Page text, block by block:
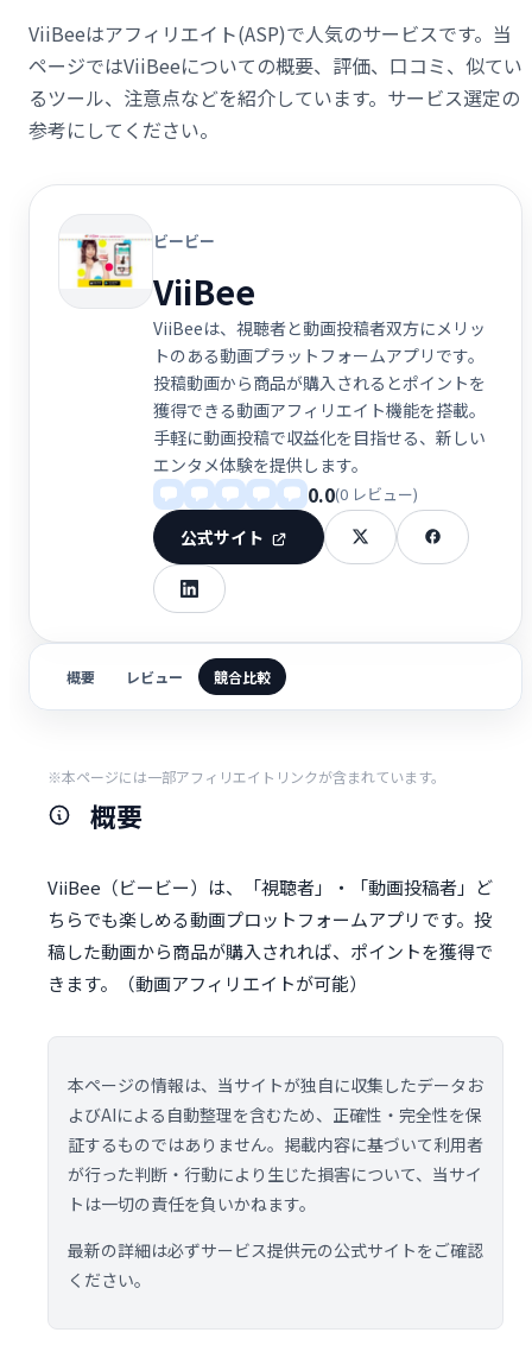
ViiBeeはアフィリエイト(ASP)で人気のサービスです。当
ページではViiBeeについての概要、評価、口コミ、似てい
るツール、注意点などを紹介しています。サービス選定の
参考にしてください。
ビービー
ViiBee
ViiBeeは、視聴者と動画投稿者双方にメリッ
トのある動画プラットフォームアプリです。
投稿動画から商品が購入されるとポイントを
獲得できる動画アフィリエイト機能を搭載。
手軽に動画投稿で収益化を目指せる、新しい
エンタメ体験を提供します。
0.0(0 レビュー)
公式サイト
概要 レビュー 競合比較
※本ページには一部アフィリエイトリンクが含まれています。
概要
ViiBee（ビービー）は、「視聴者」・「動画投稿者」ど
ちらでも楽しめる動画プロットフォームアプリです。投
稿した動画から商品が購入されれば、ポイントを獲得で
きます。（動画アフィリエイトが可能）
本ページの情報は、当サイトが独自に収集したデータお
よびAIによる自動整理を含むため、正確性・完全性を保
証するものではありません。掲載内容に基づいて利用者
が行った判断・行動により生じた損害について、当サイ
トは一切の責任を負いかねます。
最新の詳細は必ずサービス提供元の公式サイトをご確認
ください。